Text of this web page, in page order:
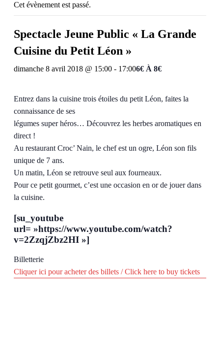
Cet évènement est passé.
Spectacle Jeune Public « La Grande
Cuisine du Petit Léon »
dimanche 8 avril 2018 @ 15:00 - 17:006€ À 8€
Entrez dans la cuisine trois étoiles du petit Léon, faites la
connaissance de ses
légumes super héros… Découvrez les herbes aromatiques en
direct !
Au restaurant Croc’ Nain, le chef est un ogre, Léon son fils
unique de 7 ans.
Un matin, Léon se retrouve seul aux fourneaux.
Pour ce petit gourmet, c’est une occasion en or de jouer dans
la cuisine.
[su_youtube
url= »https://www.youtube.com/watch?
v=2ZzqjZbz2HI »]
Billetterie
Cliquer ici pour acheter des billets / Click here to buy tickets